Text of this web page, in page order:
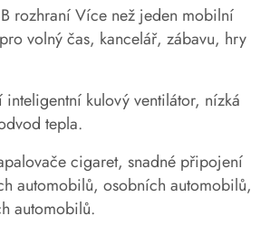
rozhraní Více než jeden mobilní
volný čas, kancelář, zábavu, hry
kulový ventilátor, nízká
tepla.
cigaret, snadné připojení
automobilů, osobních automobilů,
automobilů.